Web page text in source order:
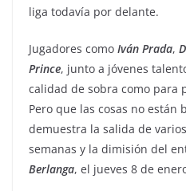
liga todavía por delante.
Jugadores como Iván Prada,
Prince, junto a jóvenes
calidad de sobra como para
Pero que las cosas no están
demuestra la salida de
semanas y la dimisión del
Berlanga, el jueves 8 de